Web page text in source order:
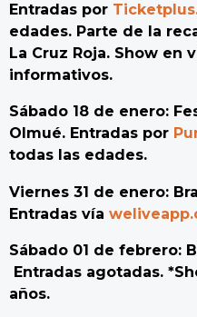
Entradas por
edades. Parte de la
La Cruz Roja. Show en
informativos.
Sábado 18 de enero:
Olmué. Entradas por
todas las edades.
Viernes 31 de enero:
Entradas vía
Sábado 01 de febrero:
Entradas agotadas.
años.